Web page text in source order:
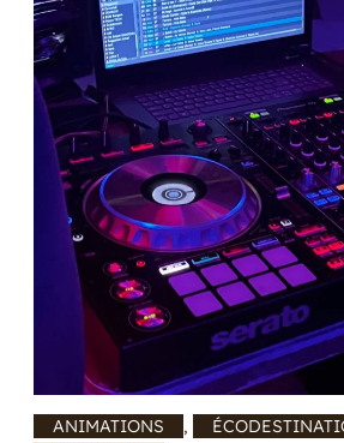
ANIMATIONS ,